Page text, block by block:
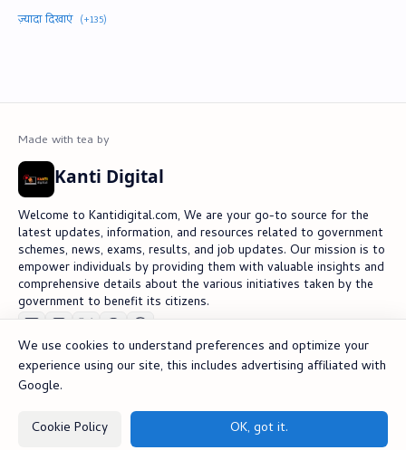
Kanti Digital
Welcome to Kantidigital.com, We are your go-to source for the
latest updates, information, and resources related to government
schemes, news, exams, results, and job updates. Our mission is to
empower individuals by providing them with valuable insights and
comprehensive details about the various initiatives taken by the
government to benefit its citizens.
© 2025 Kanti Digital Services. All rights reserved.
We use cookies to understand preferences and optimize your
experience using our site, this includes advertising affiliated with
Google.
Cookie Policy
OK, got it.